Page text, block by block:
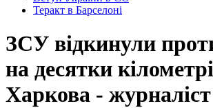
Теракт в Барселоні
ЗСУ відкинули
на десятки
Харкова - журналіст